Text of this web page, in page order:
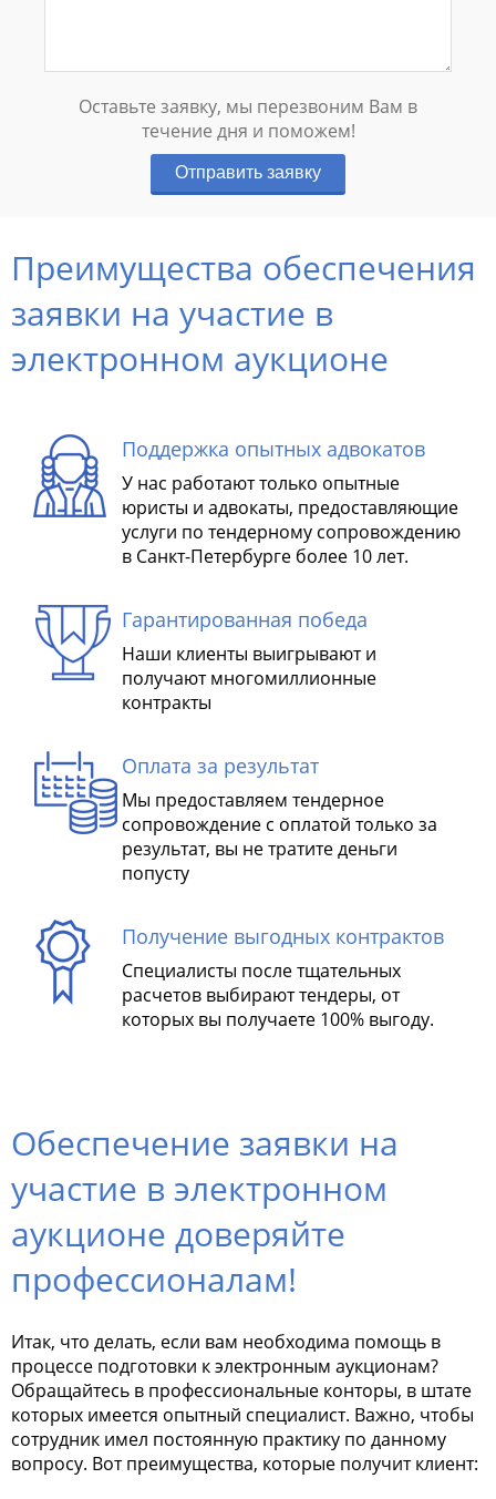
Оставьте заявку, мы перезвоним Вам в
течение дня и поможем!
Отправить заявку
Преимущества обеспечения
заявки на участие в
электронном аукционе
Поддержка опытных адвокатов
У нас работают только опытные
юристы и адвокаты, предоставляющие
услуги по тендерному сопровождению
в Санкт-Петербурге более 10 лет.
Гарантированная победа
Наши клиенты выигрывают и
получают многомиллионные
контракты
Оплата за результат
Мы предоставляем тендерное
сопровождение с оплатой только за
результат, вы не тратите деньги
попусту
Получение выгодных контрактов
Специалисты после тщательных
расчетов выбирают тендеры, от
которых вы получаете 100% выгоду.
Обеспечение заявки на
участие в электронном
аукционе доверяйте
профессионалам!
Итак, что делать, если вам необходима помощь в
процессе подготовки к электронным аукционам?
Обращайтесь в профессиональные конторы, в штате
которых имеется опытный специалист. Важно, чтобы
сотрудник имел постоянную практику по данному
вопросу. Вот преимущества, которые получит клиент: